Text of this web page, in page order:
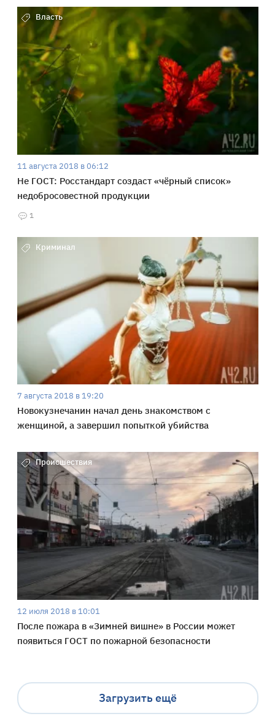
Власть
11 августа 2018 в 06:12
Не ГОСТ: Росстандарт создаст «чёрный список»
недобросовестной продукции
1
Криминал
7 августа 2018 в 19:20
Новокузнечанин начал день знакомством с
женщиной, а завершил попыткой убийства
Происшествия
12 июля 2018 в 10:01
После пожара в «Зимней вишне» в России может
появиться ГОСТ по пожарной безопасности
Загрузить ещё